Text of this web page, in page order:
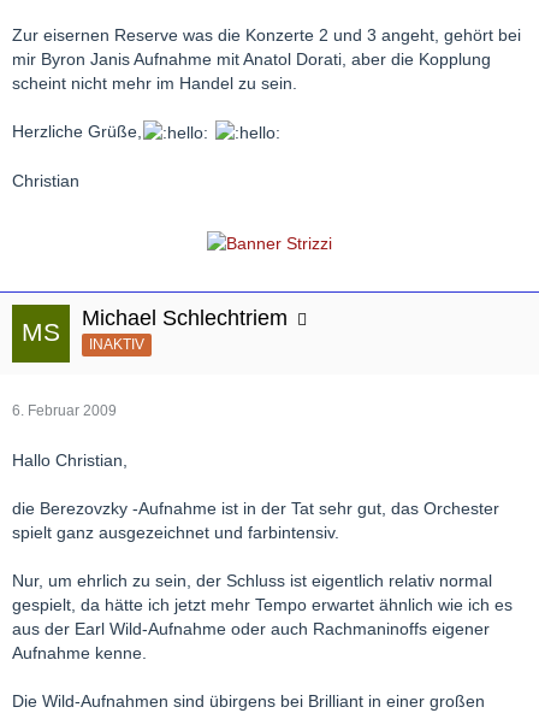
Zur eisernen Reserve was die Konzerte 2 und 3 angeht, gehört bei
mir Byron Janis Aufnahme mit Anatol Dorati, aber die Kopplung
scheint nicht mehr im Handel zu sein.
Herzliche Grüße,
Christian
Michael Schlechtriem
INAKTIV
6. Februar 2009
Hallo Christian,
die Berezovzky -Aufnahme ist in der Tat sehr gut, das Orchester
spielt ganz ausgezeichnet und farbintensiv.
Nur, um ehrlich zu sein, der Schluss ist eigentlich relativ normal
gespielt, da hätte ich jetzt mehr Tempo erwartet ähnlich wie ich es
aus der Earl Wild-Aufnahme oder auch Rachmaninoffs eigener
Aufnahme kenne.
Die Wild-Aufnahmen sind übirgens bei Brilliant in einer großen